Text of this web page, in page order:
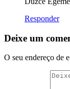
Responder
Deixe um
O seu endereço de